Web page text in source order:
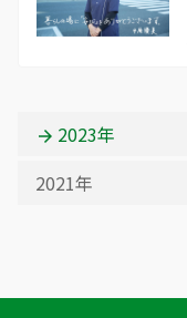
2023年
2021年